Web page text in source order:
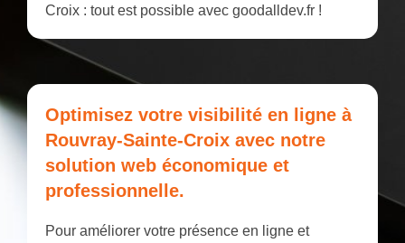
Croix : tout est possible avec goodalldev.fr !
Optimisez votre visibilité en ligne à
Rouvray-Sainte-Croix avec notre
solution web économique et
professionnelle.
Pour améliorer votre présence en ligne et